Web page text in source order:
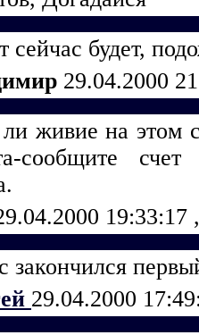
сейчас будет,
29.04.2000
живие на этом
сообщите
19:33:17 ,
закончился
29.04.2000